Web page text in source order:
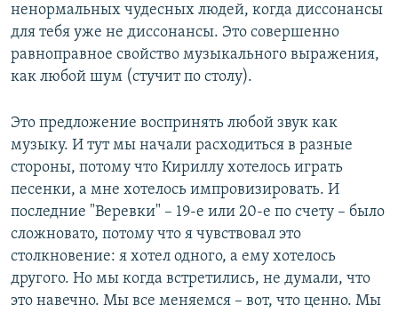
ненормальных чудесных людей, когда диссонансы
для тебя уже не диссонансы. Это совершенно
равноправное свойство музыкального выражения,
как любой шум (стучит по столу).
Это предложение воспринять любой звук как
музыку. И тут мы начали расходиться в разные
стороны, потому что Кириллу хотелось играть
песенки, а мне хотелось импровизировать. И
последние "Веревки" – 19-е или 20-е по счету – было
сложновато, потому что я чувствовал это
столкновение: я хотел одного, а ему хотелось
другого. Но мы когда встретились, не думали, что
это навечно. Мы все меняемся – вот, что ценно. Мы